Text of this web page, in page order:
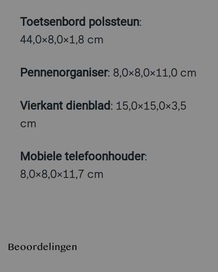
Toetsenbord polssteun:
44,0×8,0×1,8 cm
Pennenorganiser: 8,0×8,0×11,0 cm
Vierkant dienblad : 15,0×15,0×3,5
cm
Mobiele telefoonhouder:
8,0×8,0×11,7 cm
Beoordelingen